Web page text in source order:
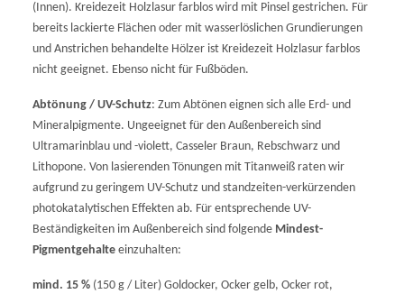
(Innen). Kreidezeit Holzlasur farblos wird mit Pinsel gestrichen. Für
bereits lackierte Flächen oder mit wasserlöslichen Grundierungen
und Anstrichen behandelte Hölzer ist Kreidezeit Holzlasur farblos
nicht geeignet. Ebenso nicht für Fußböden.
Abtönung / UV-Schutz: Zum Abtönen eignen sich alle Erd- und
Mineralpigmente. Ungeeignet für den Außenbereich sind
Ultramarinblau und -violett, Casseler Braun, Rebschwarz und
Lithopone. Von lasierenden Tönungen mit Titanweiß raten wir
aufgrund zu geringem UV-Schutz und standzeiten-verkürzenden
photokatalytischen Effekten ab. Für entsprechende UV-
Beständigkeiten im Außenbereich sind folgende Mindest-
Pigmentgehalte einzuhalten:
mind. 15 % (150 g / Liter) Goldocker, Ocker gelb, Ocker rot,